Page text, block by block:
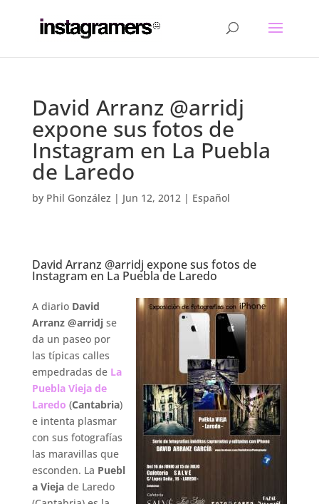
David Arranz @arridj
expone sus fotos de
Instagram en La Puebla
de Laredo
by Phil González | Jun 12, 2012| Español
David Arranz @arridj expone sus fotos de
Instagram en La Puebla de Laredo
A diario David
Arranz @arridjse
da un paseo por
las típicas calles
empedradas de La
Puebla Vieja de
Laredo (Cantabria)
e intenta plasmar
con sus fotografías
las maravillas que
esconden. La Puebl
a Viejade Laredo